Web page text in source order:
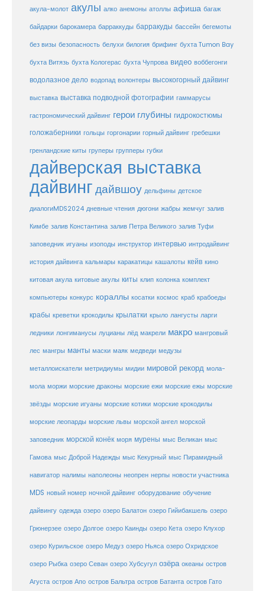
акула-молот акулы алко анемоны атоллы афиша багаж
байдарки барокамера барраккуды барракуды бассейн бегемоты
без визы безопасность белухи билогия брифинг бухта Tumon Bay
бухта Витязь бухта Кологерас бухта Чупрова видео воббегонги
водолазное дело водопад волонтеры высокогорный дайвинг
выставка выставка подводной фотографии гаммарусы
гастрономический дайвинг герои глубины гидрокостюмы
голожаберники гольцы горгонарии горный дайвинг гребешки
гренландские киты груперы групперы губки
дайверская выставка
дайвингдайвшоу дельфины детское
диалогиMDS2024 дневные чтения дюгони жабры жемчуг залив
Кимбе залив Константина залив Петра Великого залив Туфи
заповедник игуаны изоподы инструктор интервью интродайвинг
история дайвинга кальмары каракатицы кашалоты кейв кино
китовая акула китовые акулы киты клип колонка комплект
компьютеры конкурс кораллы косатки космос краб крабоеды
крабы креветки крокодилы крылатки крыло лангусты ларги
ледники лонгиманусы луцианы лёд макрели макро мангровый
лес мангры манты маски маяк медведи медузы
металлоискатели метридиумы мидии мировой рекорд мола-
мола моржи морские драконы морские ежи морские ежы морские
звёзды морские игуаны морские котики морские крокодилы
морские леопарды морские львы морской ангел морской
заповедник морской конёк моря мурены мыс Великан мыс
Гамова мыс Доброй Надежды мыс Кекурный мыс Пирамидный
навигатор налимы наполеоны неопрен нерпы новости участника
MDS новый номер ночной дайвинг оборудование обучение
дайвингу одежда озеро озеро Балатон озеро Гийибакшель озеро
Грюнерзее озеро Долгое озеро Каинды озеро Кета озеро Клухор
озеро Курильское озеро Медуз озеро Ньяса озеро Охридское
озеро Рыбка озеро Севан озеро Хубсугул озёра океаны остров
Агуста остров Апо остров Бальтра остров Батанта остров Гато